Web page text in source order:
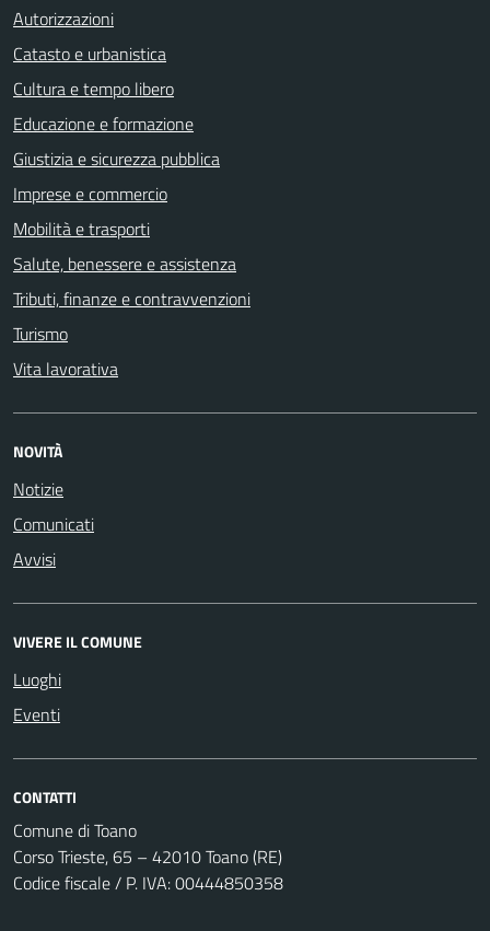
Autorizzazioni
Catasto e urbanistica
Cultura e tempo libero
Educazione e formazione
Giustizia e sicurezza pubblica
Imprese e commercio
Mobilità e trasporti
Salute, benessere e assistenza
Tributi, finanze e contravvenzioni
Turismo
Vita lavorativa
NOVITÀ
Notizie
Comunicati
Avvisi
VIVERE IL COMUNE
Luoghi
Eventi
CONTATTI
Comune di Toano
Corso Trieste, 65 – 42010 Toano (RE)
Codice fiscale / P. IVA: 00444850358